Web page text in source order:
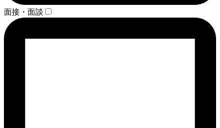
面接・面談